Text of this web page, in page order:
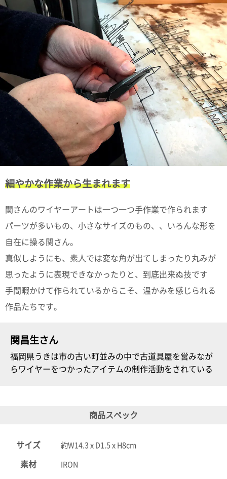
電話で問合
12:00~19:00
配送料
1030
円
円以上
無料
ポスト
投函
5,500
円以上
細やかな作業から生まれます
関さんのワイヤーアートは一つ一つ手作業で作られます
パーツが多いもの、小さなサイズのもの、、いろんな形を
自在に操る関さん。
真似しようにも、素人では変な角が出てしまったり丸みが
思ったように表現できなかったりと、到底出来ぬ技です
手間暇かけて作られているからこそ、温かみを感じられる
作品たちです。
関昌生さん
福岡県うきは市の古い町並みの中で古道具屋を営みなが
らワイヤーをつかったアイテムの制作活動をされている
商品スペック
サイズ 約W14.3 x D1.5 x H8cm
素材 IRON